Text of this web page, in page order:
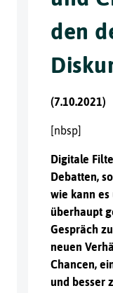
den
(7.10.2021)
[nbsp]
Digitale
Debatten,
wie kann es
überhaupt
Gespräch
neuen
Chancen,
und besser